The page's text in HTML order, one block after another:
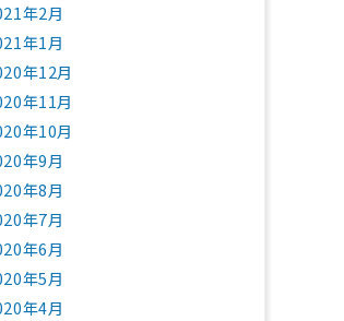
年2月
年1月
年12月
年11月
年10月
年9月
年8月
年7月
年6月
年5月
年4月